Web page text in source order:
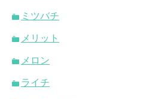
ミツバチ
メリット
メロン
ライチ